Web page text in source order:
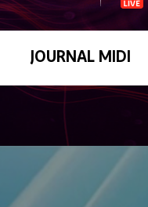
JOURNAL MIDI